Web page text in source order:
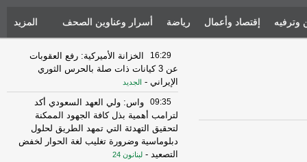
وترفيه إقتصاد وأعمال رياضة أسرار وعناوين الصحف المزيد
16:29
الخزانة الأميركية: رفع العقوبات
عن 3 كيانات ذات صلة بالحرس الثوري
الإيراني - الجديد
09:35
واس: ولي العهد السعودي أكد
لترامب أهمية بذل كافة الجهود الممكنة
لتحقيق التهدئة التي تمهد الطريق لحلول
دبلوماسية وضرورة تغليب لغة الحوار لخفض
التصعيد - لبنانون 24